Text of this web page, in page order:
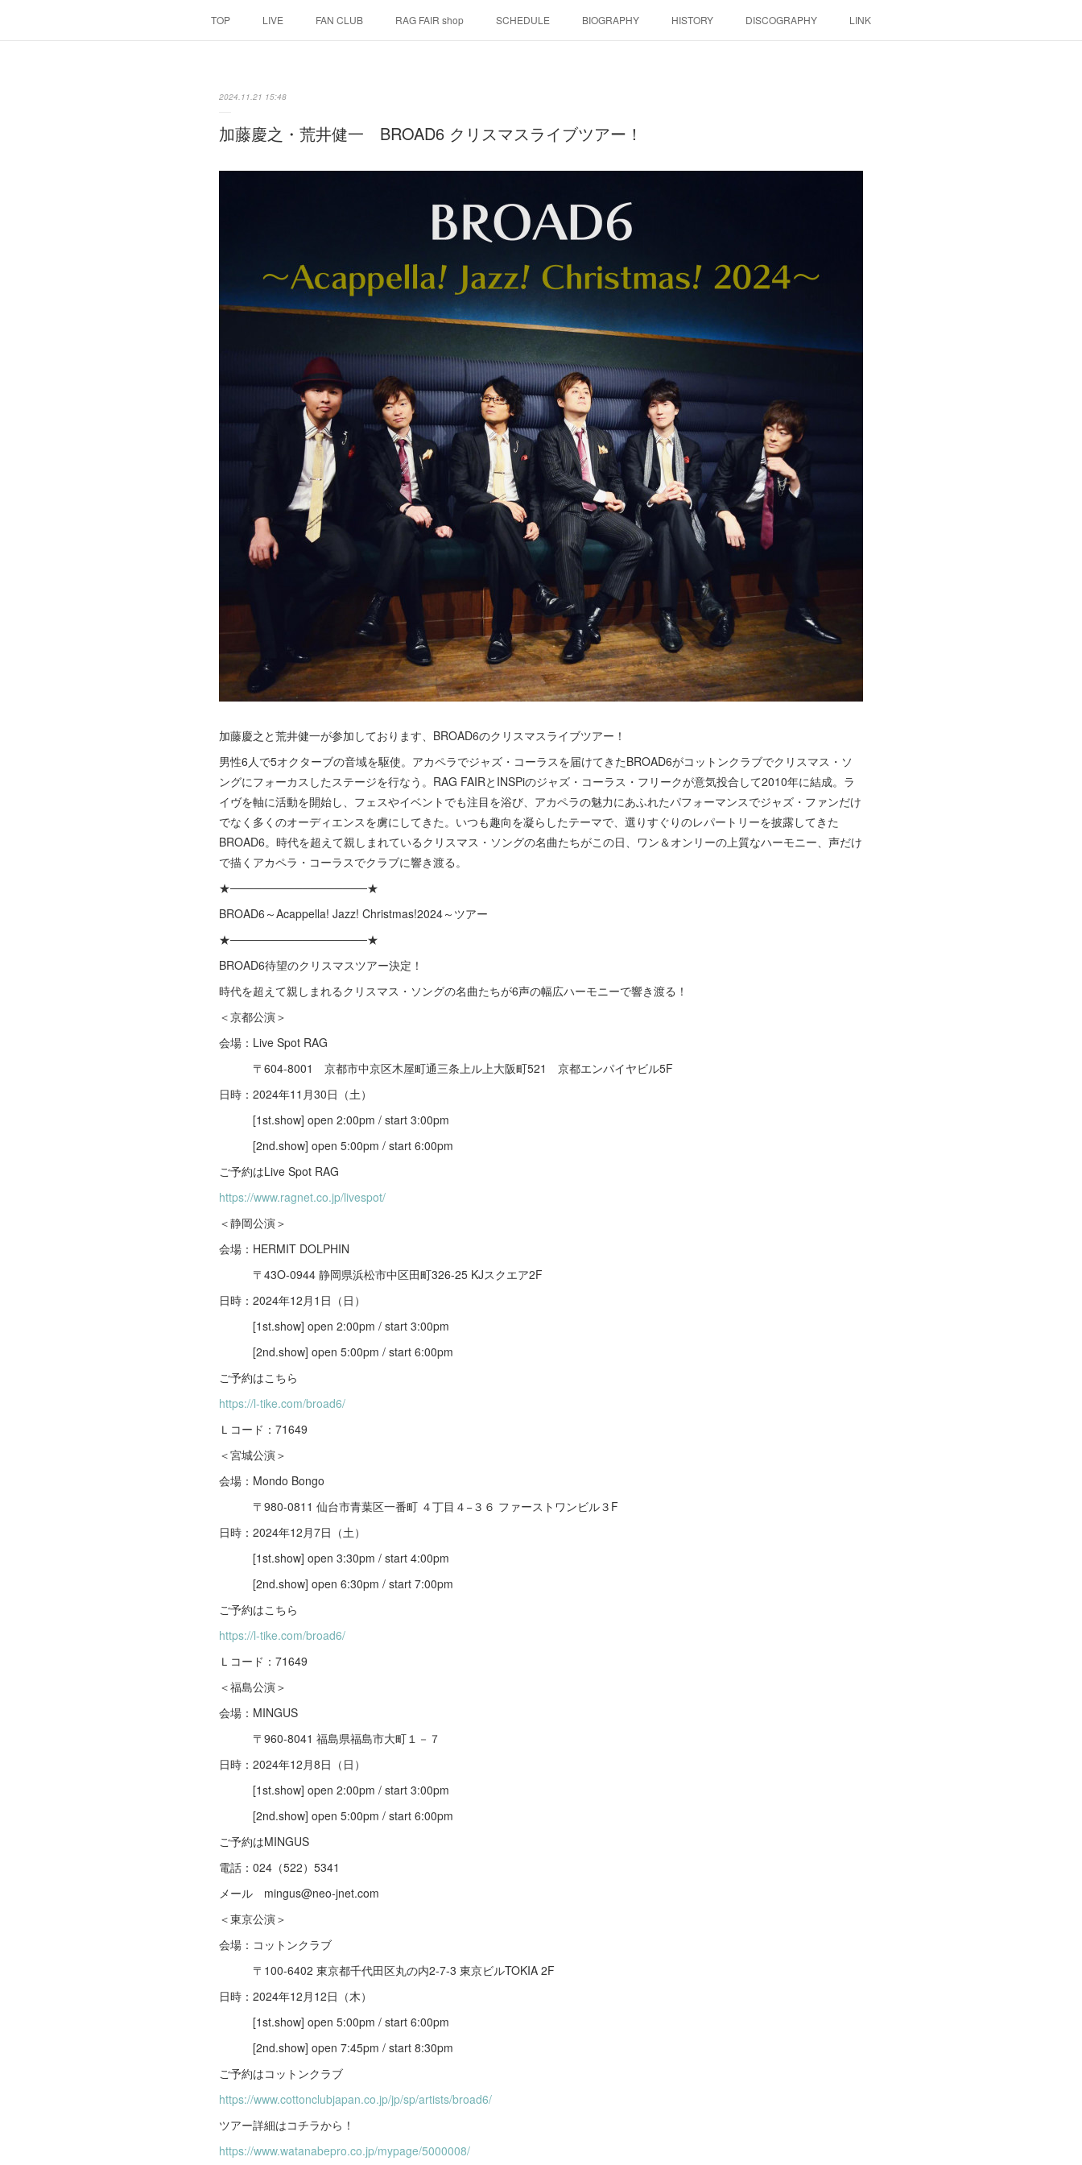
TOP LIVE FAN CLUB RAG FAIR shop SCHEDULE BIOGRAPHY HISTORY DISCOGRAPHY LINK
2024.11.21 15:48
加藤慶之・荒井健一 BROAD6 クリスマスライブツアー！
加藤慶之と荒井健一が参加しております、BROAD6のクリスマスライブツアー！
男性6人で5オクターブの音域を駆使。アカペラでジャズ・コーラスを届けてきたBROAD6がコットンクラブでクリスマス・ソ
ングにフォーカスしたステージを行なう。RAG FAIRとINSPiのジャズ・コーラス・フリークが意気投合して2010年に結成。ラ
イヴを軸に活動を開始し、フェスやイベントでも注目を浴び、アカペラの魅力にあふれたパフォーマンスでジャズ・ファンだけ
でなく多くのオーディエンスを虜にしてきた。いつも趣向を凝らしたテーマで、選りすぐりのレパートリーを披露してきた
BROAD6。時代を超えて親しまれているクリスマス・ソングの名曲たちがこの日、ワン＆オンリーの上質なハーモニー、声だけ
で描くアカペラ・コーラスでクラブに響き渡る。
★─────────────────★
BROAD6～Acappella! Jazz! Christmas!2024～ツアー
★─────────────────★
BROAD6待望のクリスマスツアー決定！
時代を超えて親しまれるクリスマス・ソングの名曲たちが6声の幅広ハーモニーで響き渡る！
＜京都公演＞
会場：Live Spot RAG
〒604-8001 京都市中京区木屋町通三条上ル上大阪町521 京都エンパイヤビル5F
日時：2024年11月30日（土）
[1st.show] open 2:00pm / start 3:00pm
[2nd.show] open 5:00pm / start 6:00pm
ご予約はLive Spot RAG
https://www.ragnet.co.jp/livespot/
＜静岡公演＞
会場：HERMIT DOLPHIN
〒43O-0944 静岡県浜松市中区田町326-25 KJスクエア2F
日時：2024年12月1日（日）
[1st.show] open 2:00pm / start 3:00pm
[2nd.show] open 5:00pm / start 6:00pm
ご予約はこちら
https://l-tike.com/broad6/
Ｌコード：71649
＜宮城公演＞
会場：Mondo Bongo
〒980-0811 仙台市青葉区一番町 ４丁目４−３６ ファーストワンビル３F
日時：2024年12月7日（土）
[1st.show] open 3:30pm / start 4:00pm
[2nd.show] open 6:30pm / start 7:00pm
ご予約はこちら
https://l-tike.com/broad6/
Ｌコード：71649
＜福島公演＞
会場：MINGUS
〒960-8041 福島県福島市大町１－７
日時：2024年12月8日（日）
[1st.show] open 2:00pm / start 3:00pm
[2nd.show] open 5:00pm / start 6:00pm
ご予約はMINGUS
電話：024（522）5341
メール mingus@neo-jnet.com
＜東京公演＞
会場：コットンクラブ
〒100-6402 東京都千代田区丸の内2-7-3 東京ビルTOKIA 2F
日時：2024年12月12日（木）
[1st.show] open 5:00pm / start 6:00pm
[2nd.show] open 7:45pm / start 8:30pm
ご予約はコットンクラブ
https://www.cottonclubjapan.co.jp/jp/sp/artists/broad6/
ツアー詳細はコチラから！
https://www.watanabepro.co.jp/mypage/5000008/